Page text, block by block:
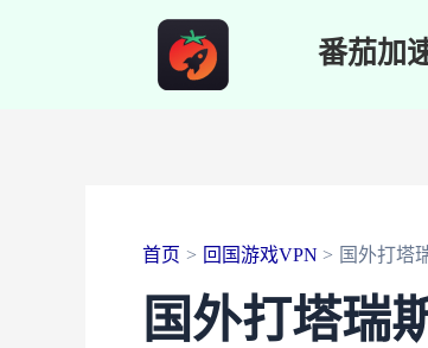
番茄加
首页 回国游戏VPN 国外打塔
国外打塔瑞